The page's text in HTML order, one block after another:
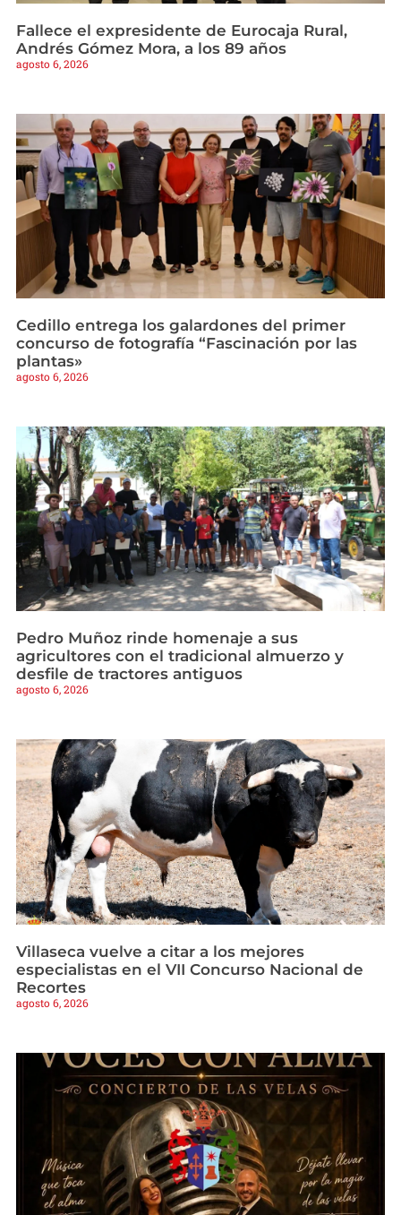
Fallece el expresidente de Eurocaja Rural,
Andrés Gómez Mora, a los 89 años
agosto 6, 2026
Cedillo entrega los galardones del primer
concurso de fotografía “Fascinación por las
plantas»
agosto 6, 2026
Pedro Muñoz rinde homenaje a sus
agricultores con el tradicional almuerzo y
desfile de tractores antiguos
agosto 6, 2026
Villaseca vuelve a citar a los mejores
especialistas en el VII Concurso Nacional de
Recortes
agosto 6, 2026